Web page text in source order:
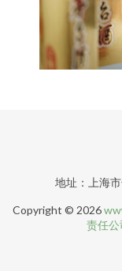
地址：上海
Copyright © 2026
责任公